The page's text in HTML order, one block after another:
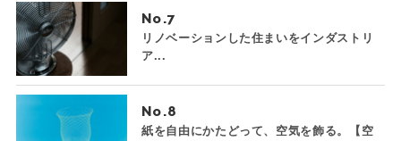
No.
リノベーションした住まいをインダストリ
ア...
No.
紙を自由にかたどって、空気を飾る。【空